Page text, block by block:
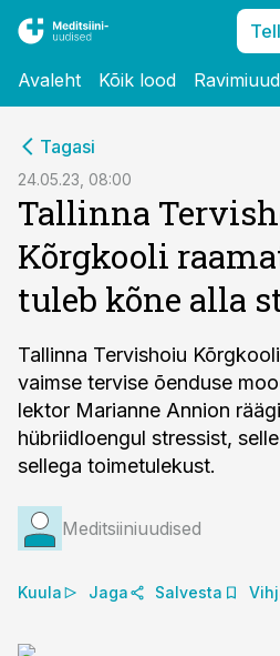
Avaleht Kõik lood
Tagasi
24.05.23, 08:00
Tallinna
Kõrgkooli
tuleb kõne alla
Tallinna Tervishoiu
vaimse tervise õenduse
lektor Marianne Annion
hübriidloengul stressist,
sellega toimetulekust.
Meditsiiniuudised
Kuula Jaga Salvesta